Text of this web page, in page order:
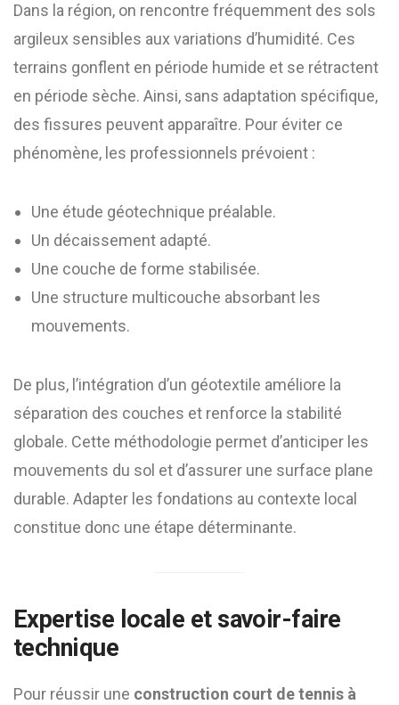
Dans la région, on rencontre fréquemment des sols
argileux sensibles aux variations d’humidité. Ces
terrains gonflent en période humide et se rétractent
en période sèche. Ainsi, sans adaptation spécifique,
des fissures peuvent apparaître. Pour éviter ce
phénomène, les professionnels prévoient :
Une étude géotechnique préalable.
Un décaissement adapté.
Une couche de forme stabilisée.
Une structure multicouche absorbant les
mouvements.
De plus, l’intégration d’un géotextile améliore la
séparation des couches et renforce la stabilité
globale. Cette méthodologie permet d’anticiper les
mouvements du sol et d’assurer une surface plane
durable. Adapter les fondations au contexte local
constitue donc une étape déterminante.
Expertise locale et savoir-faire
technique
Pour réussir une construction court de tennis à